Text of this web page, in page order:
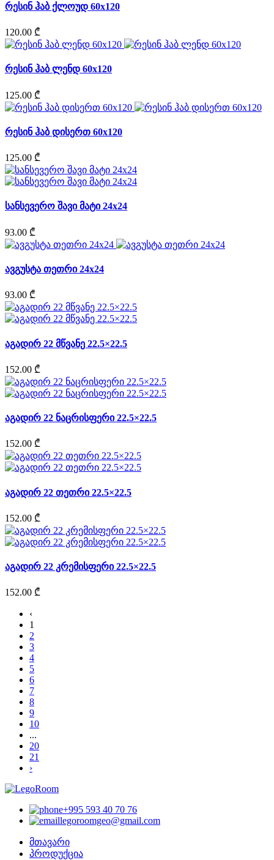
რესინ ჰაბ ქლოუდ 60x120
120.00 ₾
რესინ ჰაბ ლენდ 60x120
125.00 ₾
რესინ ჰაბ დისერთ 60x120
125.00 ₾
სანსევერო შავი მატი 24x24
93.00 ₾
ავგუსტა თეთრი 24x24
93.00 ₾
აგადირ 22 მწვანე 22.5×22.5
152.00 ₾
აგადირ 22 ნაცრისფერი 22.5×22.5
152.00 ₾
აგადირ 22 თეთრი 22.5×22.5
152.00 ₾
აგადირ 22 კრემისფერი 22.5×22.5
152.00 ₾
‹
1
2
3
4
5
6
7
8
9
10
...
20
21
›
+995 593 40 70 76
legoroomgeo@gmail.com
მთავარი
პროდუქცია